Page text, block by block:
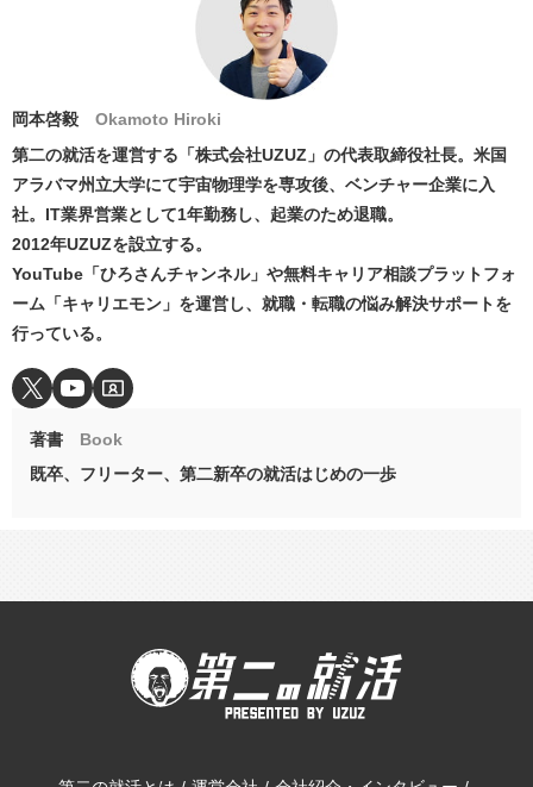
岡本啓毅
Okamoto Hiroki
第二の就活を運営する「株式会社UZUZ」の代表取締役社長。米国
アラバマ州立大学にて宇宙物理学を専攻後、ベンチャー企業に入
社。IT業界営業として1年勤務し、起業のため退職。
2012年UZUZを設立する。
YouTube「ひろさんチャンネル」や無料キャリア相談プラットフォ
ーム「キャリエモン」を運営し、就職・転職の悩み解決サポートを
行っている。
著書
Book
既卒、フリーター、第二新卒の就活はじめの一歩